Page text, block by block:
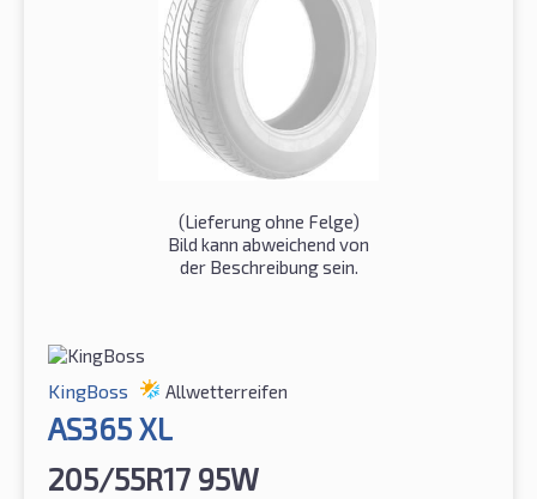
(Lieferung ohne Felge)
Bild kann abweichend von
der Beschreibung sein.
KingBoss Allwetterreifen
AS365 XL
205/55R17 95W